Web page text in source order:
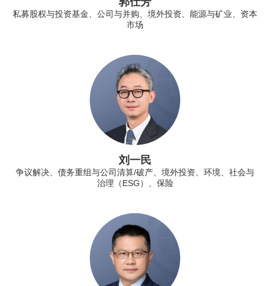
私募股权与投资基金、公司与并购、境外投资、能源与矿业、资本
市场
刘一民
争议解决、债务重组与公司清算/破产、境外投资、环境、社会与
治理（ESG）、保险